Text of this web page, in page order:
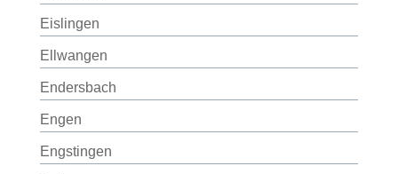
Eislingen
Ellwangen
Endersbach
Engen
Engstingen